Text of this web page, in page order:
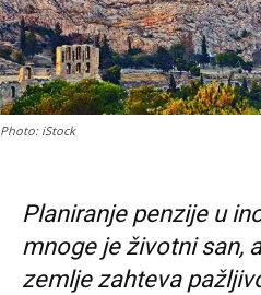
Photo: iStock
Planiranje penzije u
mnoge je životni san,
zemlje zahteva